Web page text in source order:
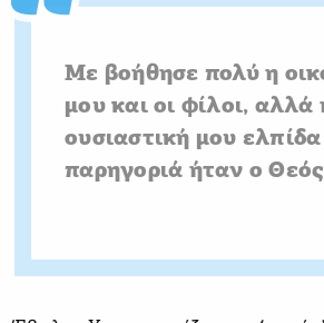
Με βοήθησε πολύ η
μου και οι φίλοι, αλλά
ουσιαστική μου ελπίδα
παρηγοριά ήταν ο